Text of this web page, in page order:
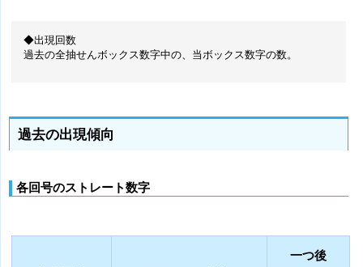
◆出現回数
過去の全抽せんボックス数字中の、当ボックス数字の数。
過去の出現傾向
各回号のストレート数字
一つ後